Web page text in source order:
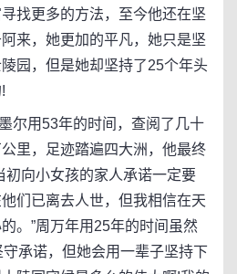
找更多的方法，至今他还在坚
来，她更加的平凡，她只是坚
园，但是她却坚持了25个年头
用53年的时间，查阅了几十
里，足迹踏遍四大洲，他最终
初向小女孩的家人承诺一定要
们已离去人世，但我相信在天
。”周万年用25年的时间虽然
承诺，但她会用一辈子坚持下